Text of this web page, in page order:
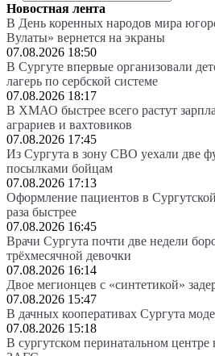
Новостная лента
В День коренных народов мира
Вулаты» вернется на экраны
07.08.2026 18:50
В Сургуте впервые организовали
лагерь по сербской системе
07.08.2026 18:17
В ХМАО быстрее всего растут
аграриев и вахтовиков
07.08.2026 17:45
Из Сургута в зону СВО уехали две
посылками бойцам
07.08.2026 17:13
Оформление пациентов в
раза быстрее
07.08.2026 16:45
Врачи Сургута почти две недели
трёхмесячной девочки
07.08.2026 16:14
Двое мегионцев с «синтетикой»
07.08.2026 15:47
В дачных кооперативах Сургута
07.08.2026 15:18
В сургутском перинатальном центре